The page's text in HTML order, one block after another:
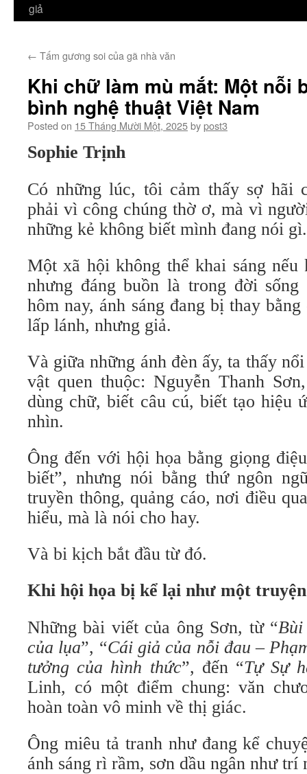
giả
← Tấm gương soi của gã nhà văn
Khi chữ làm mù mắt: Một nỗi
bình nghệ thuật Việt Nam
Posted on 15 Tháng Mười Một, 2025bypost3
Sophie Trịnh
Có những lúc, tôi cảm thấy sợ hãi
phải vì công chúng thờ ơ, mà vì
những kẻ không biết mình đang nói gì.
Một xã hội không thể khai sáng nếu
nhưng đáng buồn là trong đời
hôm nay, ánh sáng đang bị thay
lấp lánh, nhưng giả.
Và giữa những ánh đèn ấy, ta thấy
vật quen thuộc: Nguyễn Thanh
dùng chữ, biết câu cú, biết tạo hiệu
nhìn.
Ông đến với hội họa bằng giọng
biết”, nhưng nói bằng thứ ngôn
truyền thông, quảng cáo, nơi điều
hiểu, mà là nói cho hay.
Và bi kịch bắt đầu từ đó.
Khi hội họa bị kể lại như một
Những bài viết của ông Sơn, từ “Bùi
của lụa”, “Cái giả của nỗi đau –
tưởng của hình thức”, đến “Tự Sự
Linh, có một điểm chung: văn
hoàn toàn vô minh về thị giác.
Ông miêu tả tranh như đang kể
ánh sáng rì rầm, sơn dầu ngân như